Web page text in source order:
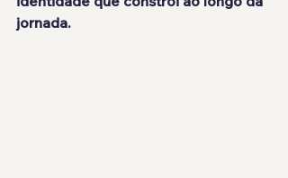
jornada.